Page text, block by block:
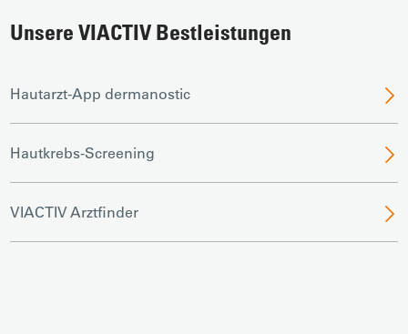
Unsere VIACTIV Bestleistungen
Hautarzt-App dermanostic
Hautkrebs-Screening
VIACTIV Arztfinder